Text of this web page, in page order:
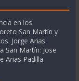
en los
San Martín y
Jorge Arias
San Martín: Jose
Arias Padilla